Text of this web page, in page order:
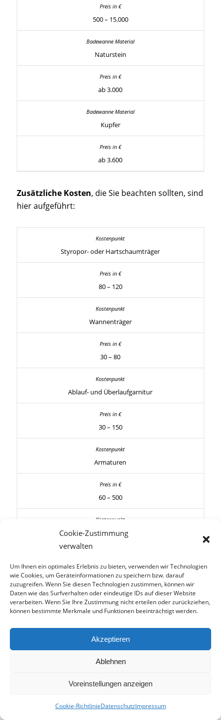
Cookie-Zustimmung
verwalten
Um Ihnen ein optimales Erlebnis zu bieten, verwenden wir Technologien
wie Cookies, um Geräteinformationen zu speichern bzw. darauf
zuzugreifen. Wenn Sie diesen Technologien zustimmen, können wir
Daten wie das Surfverhalten oder eindeutige IDs auf dieser Website
verarbeiten. Wenn Sie Ihre Zustimmung nicht erteilen oder zurückziehen,
können bestimmte Merkmale und Funktionen beeinträchtigt werden.
Akzeptieren
Ablehnen
Voreinstellungen anzeigen
Cookie-RichtlinieDatenschutzImpressum
500 – 15.000
Naturstein
ab 3.000
Kupfer
ab 3.600
Zusätzliche Kosten, die Sie beachten sollten, sind
hier aufgeführt:
Styropor- oder Hartschaumträger
80 – 120
Wannenträger
30 – 80
Ablauf- und Überlaufgarnitur
30 – 150
Armaturen
60 – 500
Verkleidung
100 – 200
Fliesen pro Quadratmeter
20 – 40
60 – 80